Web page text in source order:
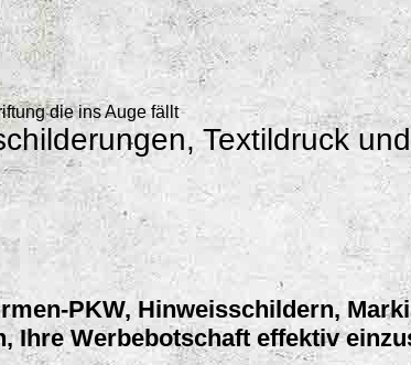
die ins Auge fällt
Textildruck
PKW, Hinweisschildern,
Ihre Werbebotschaft effektiv